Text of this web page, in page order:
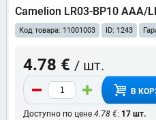
Camelion LR03-BP10 AAA/
Код товара: 11001003 ID: 1243
4.78 € / шт.
В
Доступно по цене 4.78 €: 17 шт.